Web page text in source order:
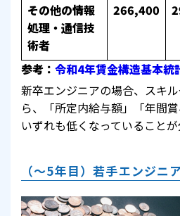
その他の情報
処理・通信技
術者
266,400
参考： 令和4年賃金構造基本統
新卒エンジニアの場合、スキ
ら、「所定内給与額」「年間
いずれも低くなっていることが
（～5年目）若手エンジニ